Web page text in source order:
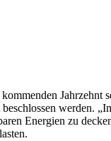
Jahrzehnt
werden.
Energien zu